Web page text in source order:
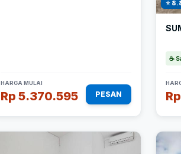
HARGA MULAI
Rp 5.370.595 PESAN
⭐
☕